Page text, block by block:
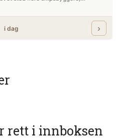
rett i innboksen